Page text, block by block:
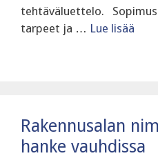
tehtäväluettelo.
tarpeet ja … Lue lisää
Rakennusalan
hanke vauhdissa